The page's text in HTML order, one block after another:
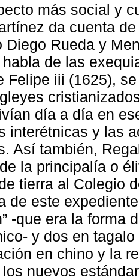
más social y
da cuenta
Diego Rueda y
de las
Felipe iii (1625),
día a día en
interétnicas y las
Así también,
la principalía o
tierra al Colegio
de este
-que era la forma
y dos en
en chino y la
nuevos